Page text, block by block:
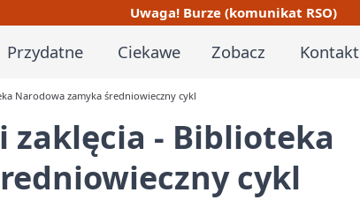
Uwaga! Burze (komunikat RSO)
Przydatne Ciekawe Zobacz Kontakt
Narodowa zamyka średniowieczny cykl
zaklęcia - Biblioteka
cykl